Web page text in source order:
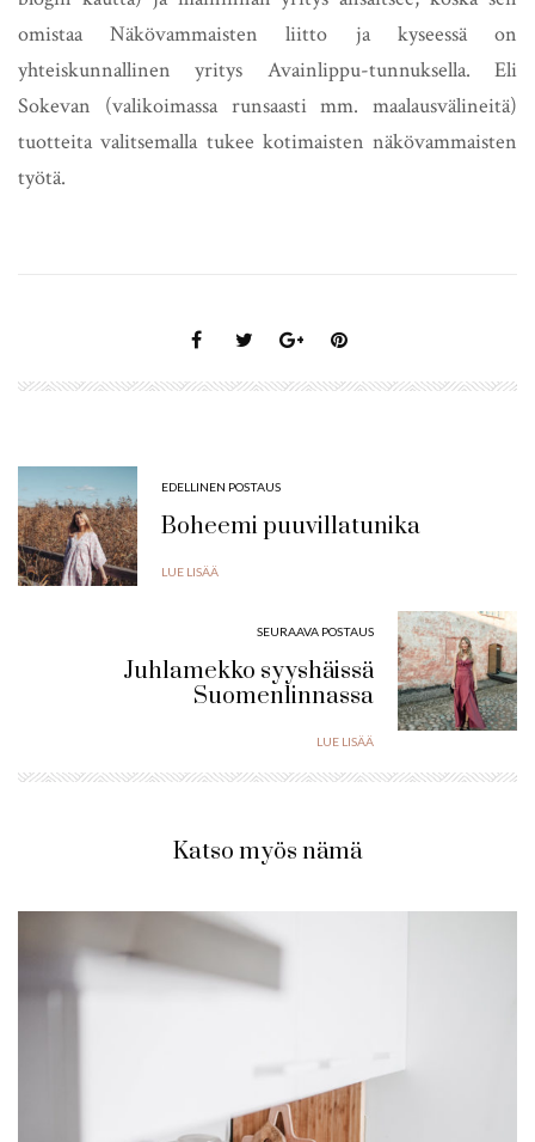
omistaa Näkövammaisten liitto ja kyseessä on
yhteiskunnallinen yritys Avainlippu-tunnuksella. Eli
Sokevan (valikoimassa runsaasti mm. maalausvälineitä)
tuotteita valitsemalla tukee kotimaisten näkövammaisten
työtä.
EDELLINEN POSTAUS
Boheemi puuvillatunika
LUE LISÄÄ
SEURAAVA POSTAUS
Juhlamekko syyshäissä
Suomenlinnassa
LUE LISÄÄ
Katso myös nämä